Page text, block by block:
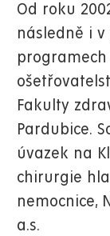
Od roku
následně i
Fakulty
Pardubice.
úvazek na
chirurgie
nemocnice,
a.s.